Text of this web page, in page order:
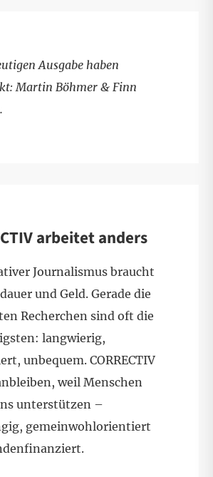
Ausgabe haben
Martin Böhmer & Finn
arbeitet anders
Journalismus braucht
und Geld. Gerade die
Recherchen sind oft die
langwierig,
unbequem. CORRECTIV
weil Menschen
unterstützen –
gemeinwohlorientiert